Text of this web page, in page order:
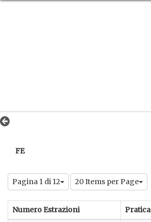
FE
Pagina 1 di 12 20 Items per Page
Numero Estrazioni Pratica